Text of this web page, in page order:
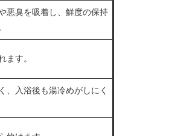
悪臭を吸着し、鮮度の保持
ます。
、入浴後も湯冷めがしにく